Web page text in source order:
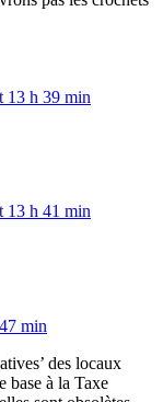
13 h 39 min
13 h 41 min
min
des locaux
base à la Taxe